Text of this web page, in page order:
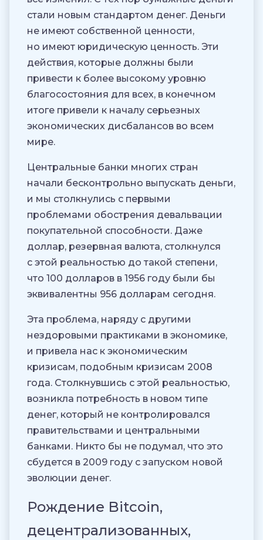
стали новым стандартом денег. Деньги
не имеют собственной ценности,
но имеют юридическую ценность. Эти
действия, которые должны были
привести к более высокому уровню
благосостояния для всех, в конечном
итоге привели к началу серьезных
экономических дисбалансов во всем
мире.
Центральные банки многих стран
начали бесконтрольно выпускать деньги,
и мы столкнулись с первыми
проблемами обострения девальвации
покупательной способности. Даже
доллар, резервная валюта, столкнулся
с этой реальностью до такой степени,
что 100 долларов в 1956 году были бы
эквивалентны 956 долларам сегодня.
Эта проблема, наряду с другими
нездоровыми практиками в экономике,
и привела нас к экономическим
кризисам, подобным кризисам 2008
года. Столкнувшись с этой реальностью,
возникла потребность в новом типе
денег, который не контролировался
правительствами и центральными
банками. Никто бы не подумал, что это
сбудется в 2009 году с запуском новой
эволюции денег.
Рождение Bitcoin,
децентрализованных,